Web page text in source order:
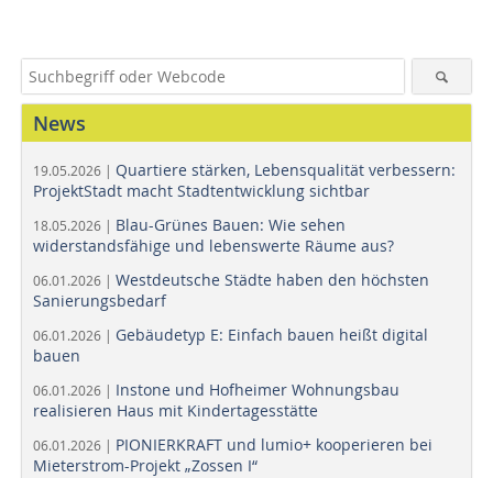
News
19.05.2026 | Quartiere stärken, Lebensqualität verbessern:
ProjektStadt macht Stadtentwicklung sichtbar
18.05.2026 | Blau-Grünes Bauen: Wie sehen
widerstandsfähige und lebenswerte Räume aus?
06.01.2026 | Westdeutsche Städte haben den höchsten
Sanierungsbedarf
06.01.2026 | Gebäudetyp E: Einfach bauen heißt digital
bauen
06.01.2026 | Instone und Hofheimer Wohnungsbau
realisieren Haus mit Kindertagesstätte
06.01.2026 | PIONIERKRAFT und lumio+ kooperieren bei
Mieterstrom-Projekt „Zossen I“